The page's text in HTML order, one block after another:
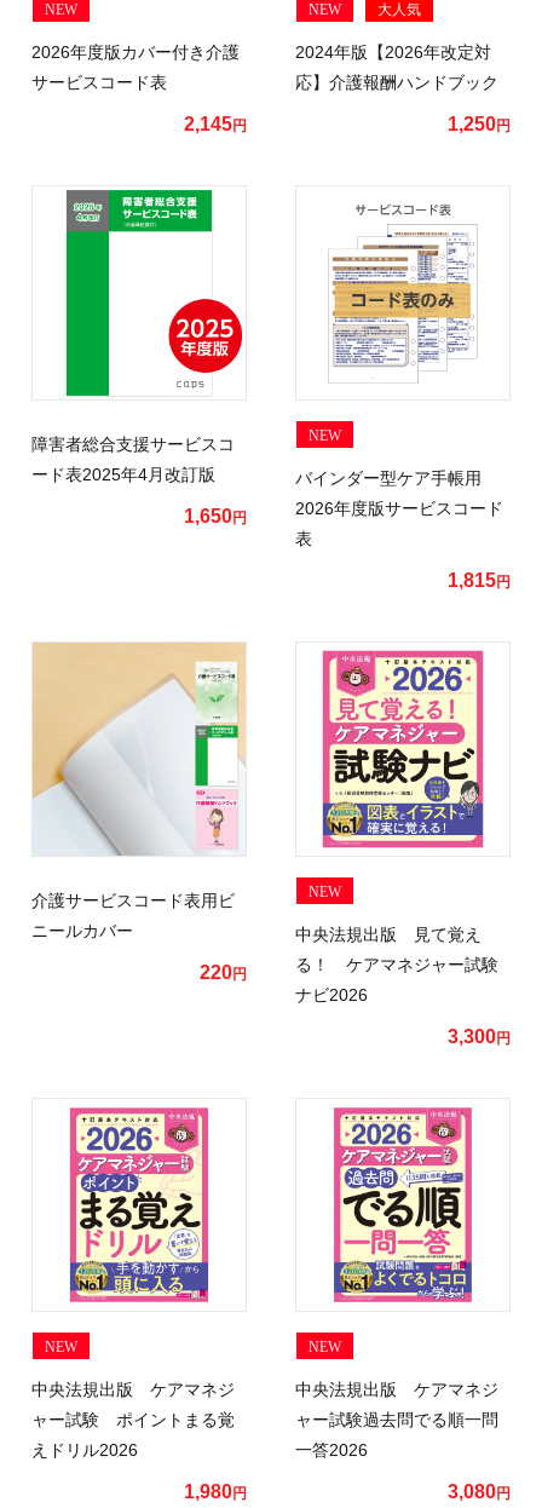
NEW
2026年度版カバー付き介護
サービスコード表
2,145円
NEW 大人気
2024年版【2026年改定対
応】介護報酬ハンドブック
1,250円
障害者総合支援サービスコ
ード表2025年4月改訂版
1,650円
NEW
バインダー型ケア手帳用
2026年度版サービスコード
表
1,815円
介護サービスコード表用ビ
ニールカバー
220円
NEW
中央法規出版 見て覚え
る！ ケアマネジャー試験
ナビ2026
3,300円
NEW
中央法規出版 ケアマネジ
ャー試験 ポイントまる覚
えドリル2026
1,980円
NEW
中央法規出版 ケアマネジ
ャー試験過去問でる順一問
一答2026
3,080円